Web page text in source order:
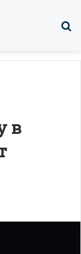
в